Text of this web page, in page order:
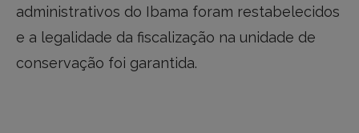
administrativos do Ibama foram restabelecidos
e a legalidade da fiscalização na unidade de
conservação foi garantida.